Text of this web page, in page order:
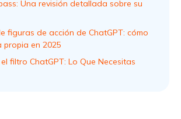
Una revisión detallada sobre su
figuras de acción de ChatGPT: cómo
propia en 2025
filtro ChatGPT: Lo Que Necesitas